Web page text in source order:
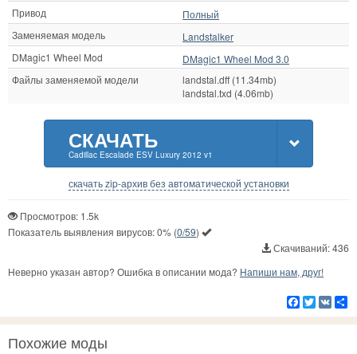
Привод
Полный
Заменяемая модель
Landstalker
DMagic1 Wheel Mod
DMagic1 Wheel Mod 3.0
Файлы заменяемой модели
landstal.dff (11.34mb)
landstal.txd (4.06mb)
СКАЧАТЬ
Cadillac Escalade ESV Luxury 2012 v1
скачать zip-архив без автоматической установки
Просмотров: 1.5k
Показатель выявления вирусов:0% (0/59)
Скачиваний: 436
Неверно указан автор? Ошибка в описании мода? Напиши нам, друг!
Facebook
Twitter
VK
Похожие моды